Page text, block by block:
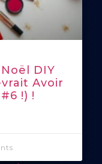
DIY
Avoir
!) !